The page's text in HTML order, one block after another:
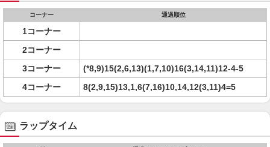
コーナー 通過順位
1コーナー
2コーナー
3コーナー
(*8,9)15(2,6,13)(1,7,10)16(3,14,11)12-4-5
4コーナー
8(2,9,15)13,1,6(7,16)10,14,12(3,11)4=5
ラップタイム